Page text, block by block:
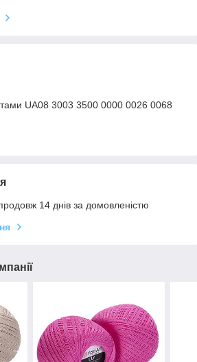
UA08 3003 3500 0000 0026 0068
14 днів за домовленістю